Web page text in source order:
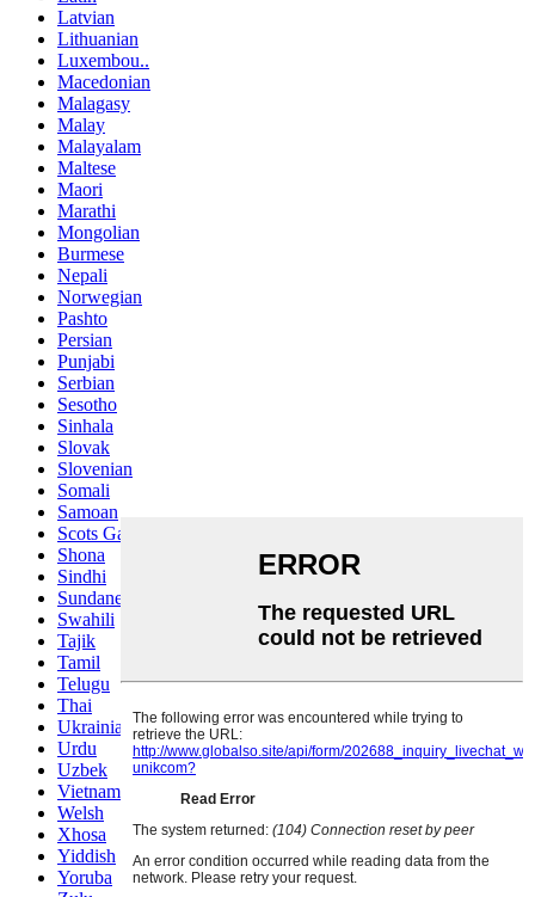
Latvian
Lithuanian
Luxembou..
Macedonian
Malagasy
Malay
Malayalam
Maltese
Maori
Marathi
Mongolian
Burmese
Nepali
Norwegian
Pashto
Persian
Punjabi
Serbian
Sesotho
Sinhala
Slovak
Slovenian
Somali
Samoan
Scots Gaelic
Shona
Sindhi
Sundanese
Swahili
Tajik
Tamil
Telugu
Thai
Ukrainian
Urdu
Uzbek
Vietnamese
Welsh
Xhosa
Yiddish
Yoruba